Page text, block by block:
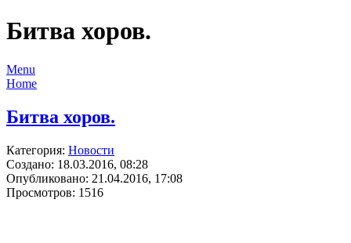
Битва хоров.
Menu
Home
Битва хоров.
Категория: Новости
Создано: 18.03.2016, 08:28
Опубликовано: 21.04.2016, 17:08
Просмотров: 1516